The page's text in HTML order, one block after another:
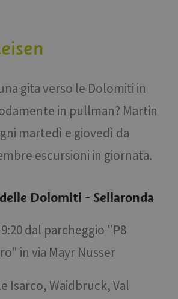
gita verso le Dolomiti in
in pullman? Martin
martedì e giovedì da
escursioni in giornata.
Dolomiti - Sellaronda
dal parcheggio "P8
in via Mayr Nusser
Isarco, Waidbruck, Val